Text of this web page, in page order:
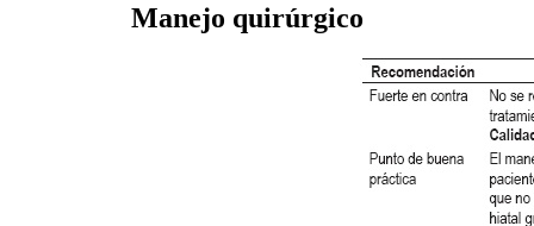
Manejo quirúrgico